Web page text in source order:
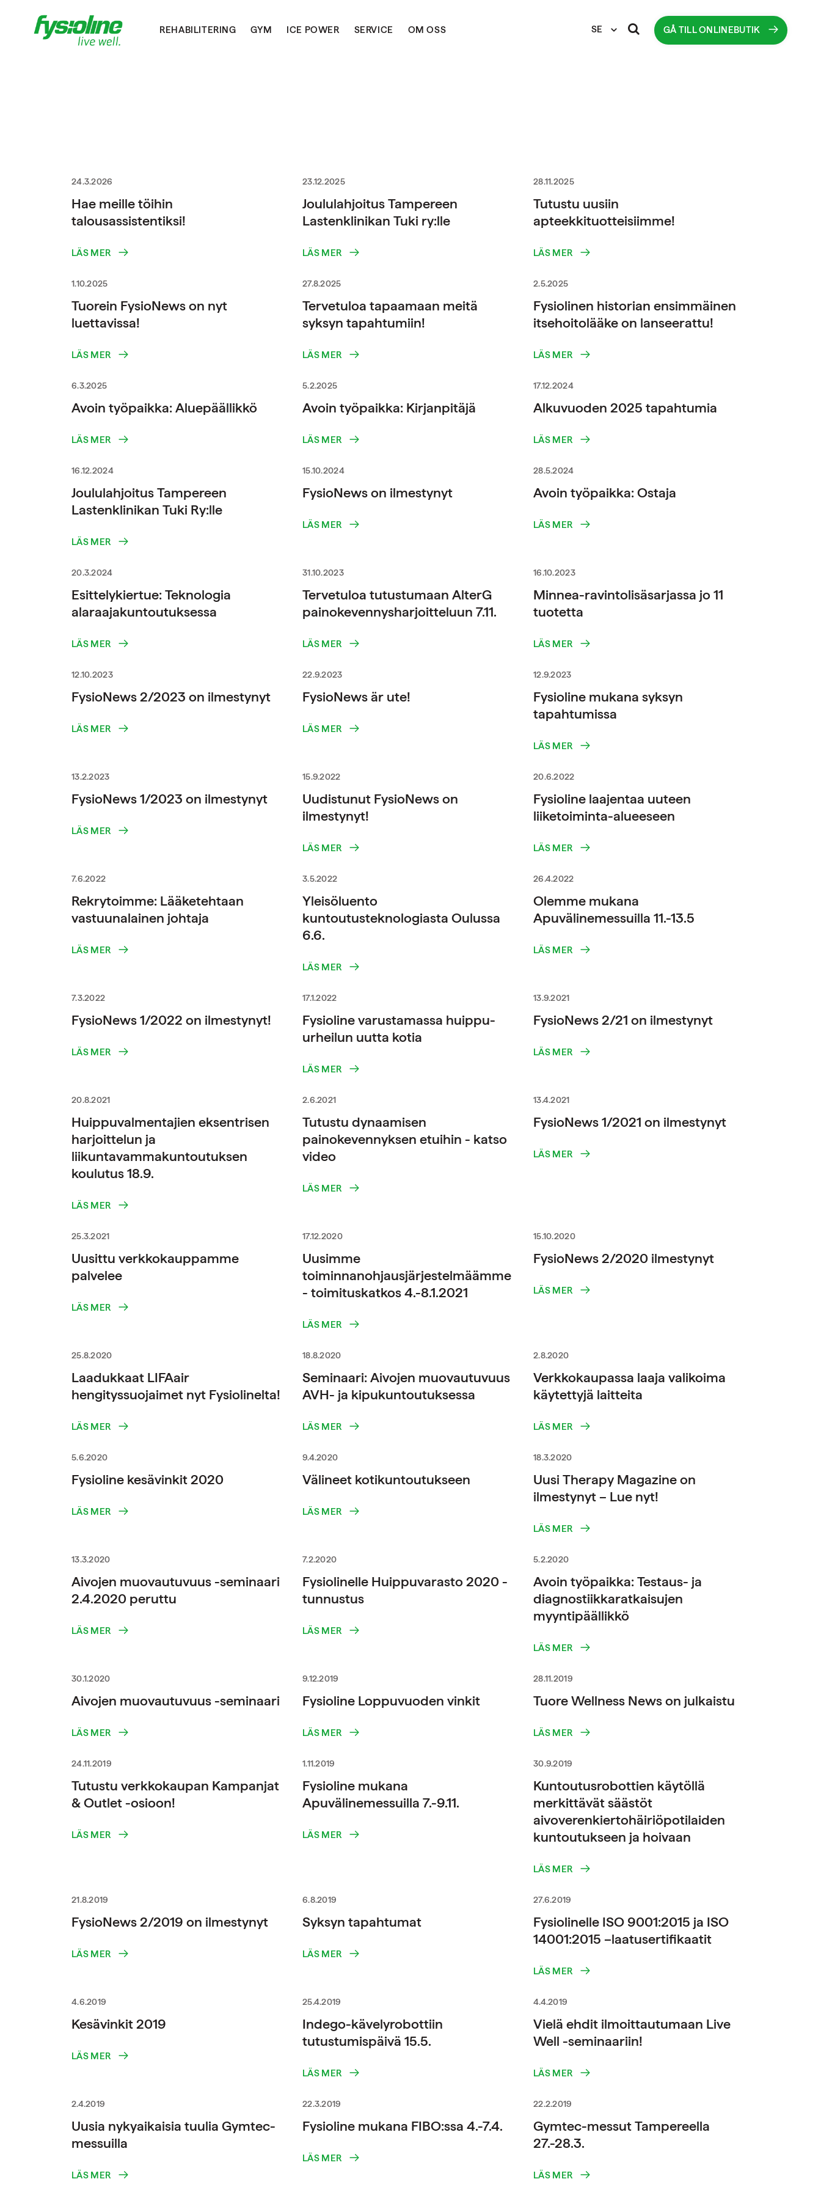
REHABILITERING GYM ICE POWER SERVICE OM OSS SE GÅ TILL ONLINEBUTIK
24.3.2026
Hae meille töihin
talousassistentiksi!
LÄS MER
23.12.2025
Joululahjoitus Tampereen
Lastenklinikan Tuki ry:lle
LÄS MER
28.11.2025
Tutustu uusiin
apteekkituotteisiimme!
LÄS MER
1.10.2025
Tuorein FysioNews on nyt
luettavissa!
LÄS MER
27.8.2025
Tervetuloa tapaamaan meitä
syksyn tapahtumiin!
LÄS MER
2.5.2025
Fysiolinen historian ensimmäinen
itsehoitolääke on lanseerattu!
LÄS MER
6.3.2025
Avoin työpaikka: Aluepäällikkö
LÄS MER
5.2.2025
Avoin työpaikka: Kirjanpitäjä
LÄS MER
17.12.2024
Alkuvuoden 2025 tapahtumia
LÄS MER
16.12.2024
Joululahjoitus Tampereen
Lastenklinikan Tuki Ry:lle
LÄS MER
15.10.2024
FysioNews on ilmestynyt
LÄS MER
28.5.2024
Avoin työpaikka: Ostaja
LÄS MER
20.3.2024
Esittelykiertue: Teknologia
alaraajakuntoutuksessa
LÄS MER
31.10.2023
Tervetuloa tutustumaan AlterG
painokevennysharjoitteluun 7.11.
LÄS MER
16.10.2023
Minnea-ravintolisäsarjassa jo 11
tuotetta
LÄS MER
12.10.2023
FysioNews 2/2023 on ilmestynyt
LÄS MER
22.9.2023
FysioNews är ute!
LÄS MER
12.9.2023
Fysioline mukana syksyn
tapahtumissa
LÄS MER
13.2.2023
FysioNews 1/2023 on ilmestynyt
LÄS MER
15.9.2022
Uudistunut FysioNews on
ilmestynyt!
LÄS MER
20.6.2022
Fysioline laajentaa uuteen
liiketoiminta-alueeseen
LÄS MER
7.6.2022
Rekrytoimme: Lääketehtaan
vastuunalainen johtaja
LÄS MER
3.5.2022
Yleisöluento
kuntoutusteknologiasta Oulussa
6.6.
LÄS MER
26.4.2022
Olemme mukana
Apuvälinemessuilla 11.-13.5
LÄS MER
7.3.2022
FysioNews 1/2022 on ilmestynyt!
LÄS MER
17.1.2022
Fysioline varustamassa huippu-
urheilun uutta kotia
LÄS MER
13.9.2021
FysioNews 2/21 on ilmestynyt
LÄS MER
20.8.2021
Huippuvalmentajien eksentrisen
harjoittelun ja
liikuntavammakuntoutuksen
koulutus 18.9.
LÄS MER
2.6.2021
Tutustu dynaamisen
painokevennyksen etuihin - katso
video
LÄS MER
13.4.2021
FysioNews 1/2021 on ilmestynyt
LÄS MER
25.3.2021
Uusittu verkkokauppamme
palvelee
LÄS MER
17.12.2020
Uusimme
toiminnanohjausjärjestelmäämme
- toimituskatkos 4.-8.1.2021
LÄS MER
15.10.2020
FysioNews 2/2020 ilmestynyt
LÄS MER
25.8.2020
Laadukkaat LIFAair
hengityssuojaimet nyt Fysiolinelta!
LÄS MER
18.8.2020
Seminaari: Aivojen muovautuvuus
AVH- ja kipukuntoutuksessa
LÄS MER
2.8.2020
Verkkokaupassa laaja valikoima
käytettyjä laitteita
LÄS MER
5.6.2020
Fysioline kesävinkit 2020
LÄS MER
9.4.2020
Välineet kotikuntoutukseen
LÄS MER
18.3.2020
Uusi Therapy Magazine on
ilmestynyt – Lue nyt!
LÄS MER
13.3.2020
Aivojen muovautuvuus -seminaari
2.4.2020 peruttu
LÄS MER
7.2.2020
Fysiolinelle Huippuvarasto 2020 -
tunnustus
LÄS MER
5.2.2020
Avoin työpaikka: Testaus- ja
diagnostiikkaratkaisujen
myyntipäällikkö
LÄS MER
30.1.2020
Aivojen muovautuvuus -seminaari
LÄS MER
9.12.2019
Fysioline Loppuvuoden vinkit
LÄS MER
28.11.2019
Tuore Wellness News on julkaistu
LÄS MER
24.11.2019
Tutustu verkkokaupan Kampanjat
& Outlet -osioon!
LÄS MER
1.11.2019
Fysioline mukana
Apuvälinemessuilla 7.-9.11.
LÄS MER
30.9.2019
Kuntoutusrobottien käytöllä
merkittävät säästöt
aivoverenkiertohäiriöpotilaiden
kuntoutukseen ja hoivaan
LÄS MER
21.8.2019
FysioNews 2/2019 on ilmestynyt
LÄS MER
6.8.2019
Syksyn tapahtumat
LÄS MER
27.6.2019
Fysiolinelle ISO 9001:2015 ja ISO
14001:2015 –laatusertifikaatit
LÄS MER
4.6.2019
Kesävinkit 2019
LÄS MER
25.4.2019
Indego-kävelyrobottiin
tutustumispäivä 15.5.
LÄS MER
4.4.2019
Vielä ehdit ilmoittautumaan Live
Well -seminaariin!
LÄS MER
2.4.2019
Uusia nykyaikaisia tuulia Gymtec-
messuilla
LÄS MER
22.3.2019
Fysioline mukana FIBO:ssa 4.-7.4.
LÄS MER
22.2.2019
Gymtec-messut Tampereella
27.-28.3.
LÄS MER